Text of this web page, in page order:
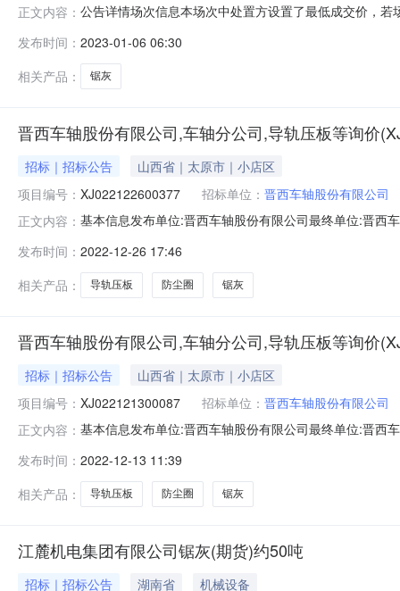
正文内容： 公告详情场次信息本场次中处置方设置了最低成交价，
人出价形式增价拍限时竞价时间(分钟)1分钟最小加价梯
发布时间： 2023-01-06 06:30
相关产品：
锯灰
晋西车轴股份有限公司,车轴分公司,导轨压板等询价
招标｜招标公告
山西省｜太原市｜小店区
项目编号： XJ022122600377 招标单位： 晋西车轴股份有限公司
正文内容： 基本信息发布单位:晋西车轴股份有限公司最终单位:晋西
品1.0件1.0件2防尘圈等打包询价机电配套产品1.0批1.0
发布时间： 2022-12-26 17:46
相关产品：
导轨压板 防尘圈 锯灰
晋西车轴股份有限公司,车轴分公司,导轨压板等询价
招标｜招标公告
山西省｜太原市｜小店区
项目编号： XJ022121300087 招标单位： 晋西车轴股份有限公司
正文内容： 基本信息发布单位:晋西车轴股份有限公司最终单位:晋西
品1.0件1.0件2防尘圈等打包询价机电配套产品1.0批1.0
发布时间： 2022-12-13 11:39
相关产品：
导轨压板 防尘圈 锯灰
江麓机电集团有限公司锯灰(期货)约50吨
招标｜招标公告 湖南省
机械设备